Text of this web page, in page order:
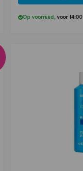
Op voorraad , voor